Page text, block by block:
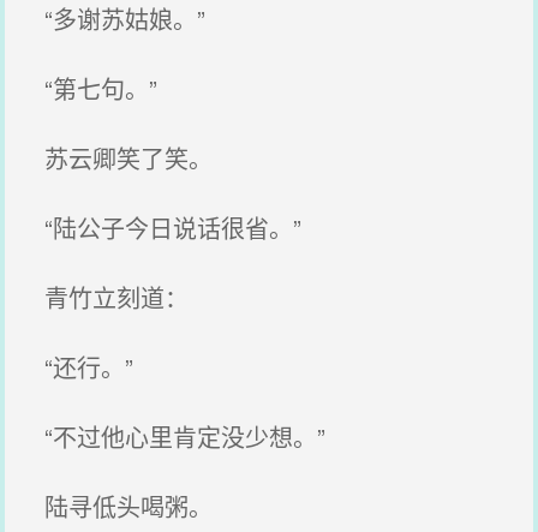
“多谢苏姑娘。”
“第七句。”
苏云卿笑了笑。
“陆公子今日说话很省。”
青竹立刻道：
“还行。”
“不过他心里肯定没少想。”
陆寻低头喝粥。